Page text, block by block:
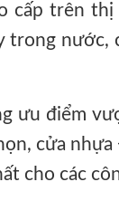
cấp trên
trong nước,
ưu điểm
cửa nhựa
cho các